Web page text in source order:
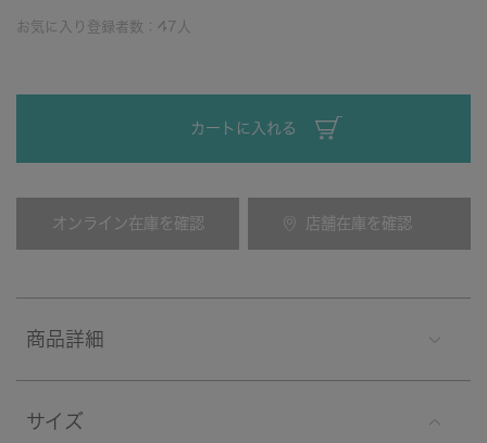
お気に入り登録者数： 47 人
カートに入れる
オンライン在庫を確認 店舗在庫を確認
商品詳細
サイズ